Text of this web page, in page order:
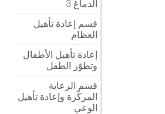
الدماغ 3
قسم إعادة تأهيل
العظام
إعادة تأهيل الأطفال
وتطوّر الطفل
قسم الرعاية
المركّزة وإعادة تأهيل
الوعي